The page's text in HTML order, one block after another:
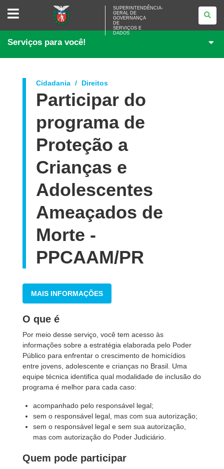
SUPERINTENDÊNCIA-
<BR>GOVERNANÇA
SERVIÇOS
DADOS
SUPERINTENDÊNCIA-
GERAL DE
GOVERNANÇA
DE
SERVIÇOS E
DADOS
Serviços para você!
Cidadania Direitos
Participar do
programa de
Proteção a
Crianças e
Adolescentes
Ameaçados de
Morte -
PPCAAM/PR
MAIS INFORMAÇÕES
O que é
Por meio desse serviço, você tem acesso às
informações sobre a estratégia elaborada pelo Poder
Público para enfrentar o crescimento de homicídios
entre jovens, adolescente e crianças no Brasil. Uma
equipe técnica identifica qual modalidade de inclusão do
programa é melhor para cada caso:
acompanhado pelo responsável legal;
sem o responsável legal, mas com sua autorização;
sem o responsável legal e sem sua autorização,
mas com autorização do Poder Judiciário.
Quem pode participar